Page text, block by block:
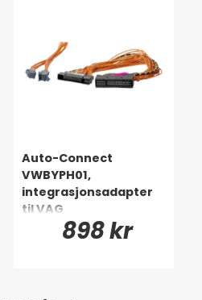
Auto-Connect
VWBYPH01,
integrasjonsadapter
til VAG
898 kr